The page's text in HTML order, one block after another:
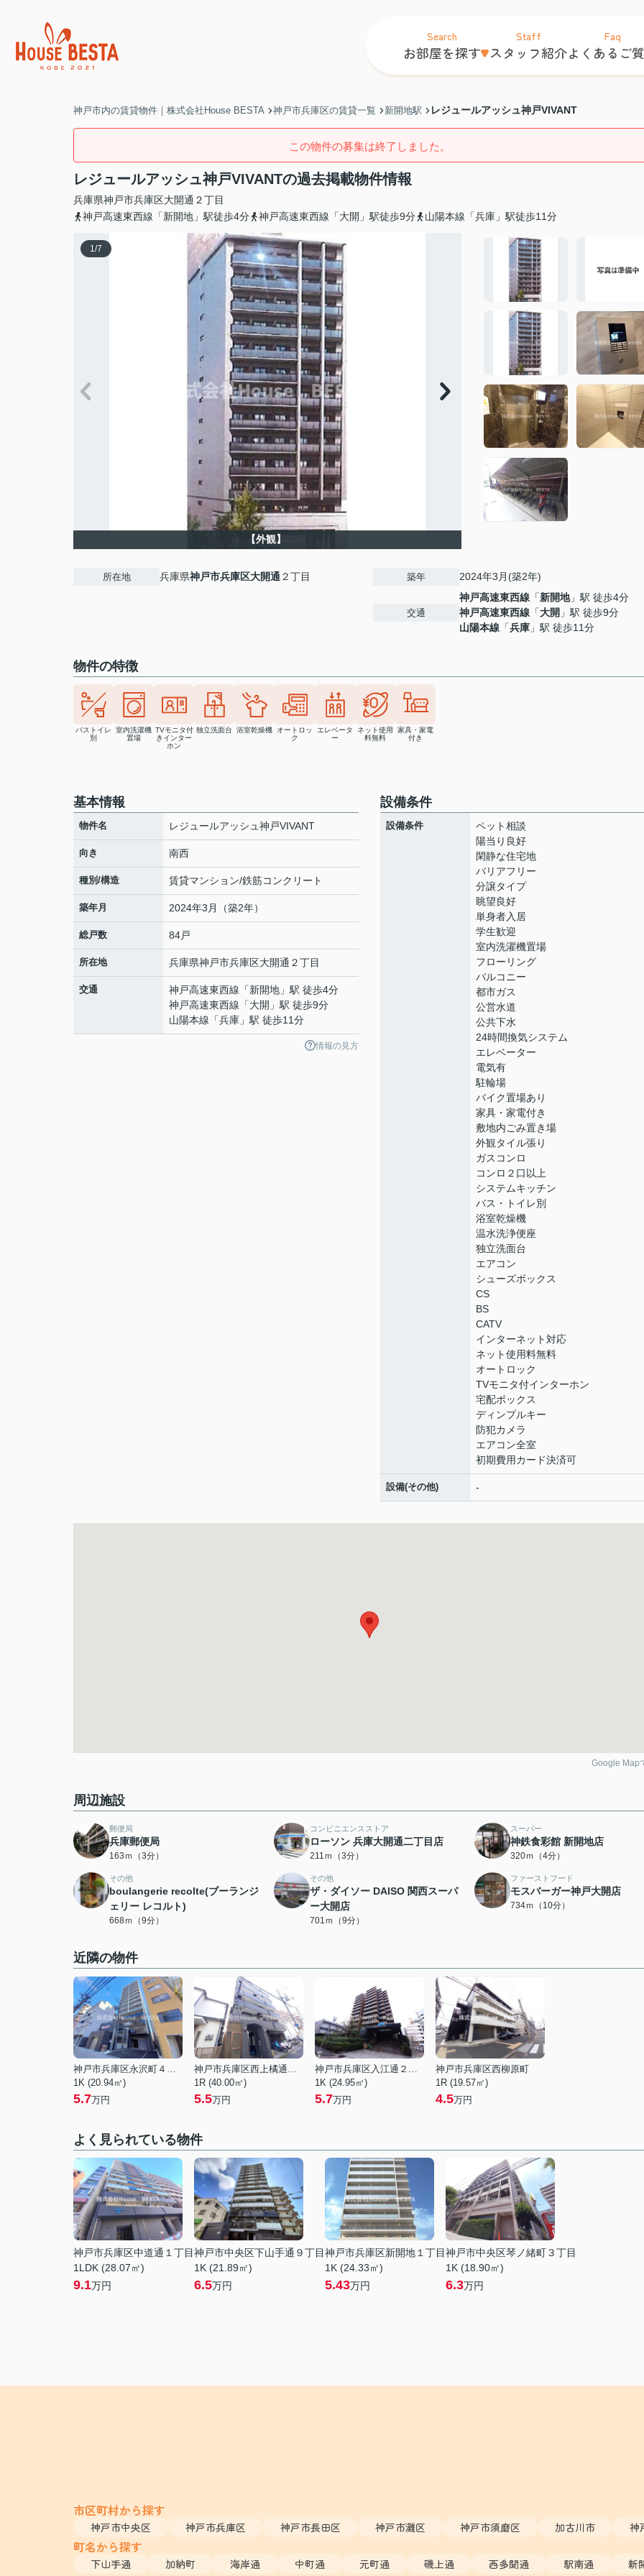
Search
お部屋を探す
Staff
スタッフ紹介
Faq
よくあるご
神戸市内の賃貸物件｜株式会社House BESTA 神戸市兵庫区の賃貸一覧 新開地駅 レジュールアッシュ神戸VIVANT
この物件の募集は終了しました。
レジュールアッシュ神戸VIVANTの過去掲載物件情報
兵庫県神戸市兵庫区大開通 ２丁目
神戸高速東西線「新開地」駅徒歩4分
神戸高速東西線「大開」駅徒歩9分 山陽本線「兵庫」駅徒歩11分
1/7
【外観】
所在地 兵庫県神戸市兵庫区大開通 ２丁目 築年 2024年3月(築2年)
交通
神戸高速東西線 「新開地」駅 徒歩4分
神戸高速東西線 「大開 」駅 徒歩9分
山陽本線 「兵庫 」駅 徒歩11分
物件の特徴
バストイレ
別
室内洗濯機
置場
TVモニタ付
きインター
ホン
独立洗面台 浴室乾燥機
オートロッ
ク
エレベータ
ー
ネット使用
料無料
家具・家電
付き
基本情報
物件名 レジュールアッシュ神戸VIVANT
向き 南西
種別/構造 賃貸マンション/鉄筋コンクリート
築年月 2024年3月（築2年）
総戸数 84戸
所在地 兵庫県神戸市兵庫区大開通 ２丁目
交通 神戸高速東西線 「新開地 」駅 徒歩4分
神戸高速東西線 「大開 」駅 徒歩9分
山陽本線 「兵庫 」駅 徒歩11分
情報の見方
設備条件
設備条件
ペット相談
陽当り良好
閑静な住宅地
バリアフリー
分譲タイプ
眺望良好
単身者入居
学生歓迎
室内洗濯機置場
フローリング
バルコニー
都市ガス
公営水道
公共下水
24時間換気システム
エレベーター
電気有
駐輪場
バイク置場あり
家具・家電付き
敷地内ごみ置き場
外観タイル張り
ガスコンロ
コンロ２口以上
システムキッチン
バス・トイレ別
浴室乾燥機
温水洗浄便座
独立洗面台
エアコン
シューズボックス
CS
BS
CATV
インターネット対応
ネット使用料無料
オートロック
TVモニタ付インターホン
宅配ボックス
ディンプルキー
防犯カメラ
エアコン全室
初期費用カード決済可
設備(その他) -
Google Map
周辺施設
郵便局
兵庫郵便局
163ｍ（3分）
コンビニエンスストア
ローソン 兵庫大開通二丁目店
211ｍ（3分）
スーパー
神鉄食彩館 新開地店
320ｍ（4分）
その他
boulangerie recolte(ブーランジ
ェリー レコルト)
668ｍ（9分）
その他
ザ・ダイソー DAISO 関西スーパ
ー大開店
701ｍ（9分）
ファーストフード
モスバーガー神戸大開店
734ｍ（10分）
近隣の物件
神戸市兵庫区永沢町４丁目
1K (20.94㎡)
5.7万円
神戸市兵庫区西上橘通２丁目
1R (40.00㎡)
5.5万円
神戸市兵庫区入江通２丁目
1K (24.95㎡)
5.7万円
神戸市兵庫区西柳原町
1R (19.57㎡)
4.5万円
よく見られている物件
神戸市兵庫区中道通１丁目
1LDK (28.07㎡)
9.1万円
神戸市中央区下山手通９丁目
1K (21.89㎡)
6.5万円
神戸市兵庫区新開地１丁目
1K (24.33㎡)
5.43万円
神戸市中央区琴ノ緒町３丁目
1K (18.90㎡)
6.3万円
市区町村から探す
神戸市中央区 神戸市兵庫区 神戸市長田区 神戸市灘区 神戸市須磨区 加古川市 神
町名から探す
下山手通 加納町 海岸通 中町通 元町通 磯上通 西多聞通 駅南通 新